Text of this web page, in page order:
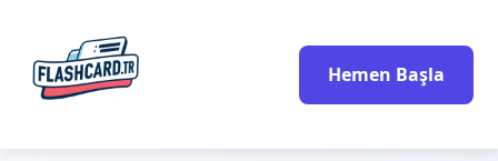
Hemen Başla